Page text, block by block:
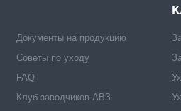
Документы на продукцию
Советы по уходу
FAQ
Клуб заводчиков АВЗ